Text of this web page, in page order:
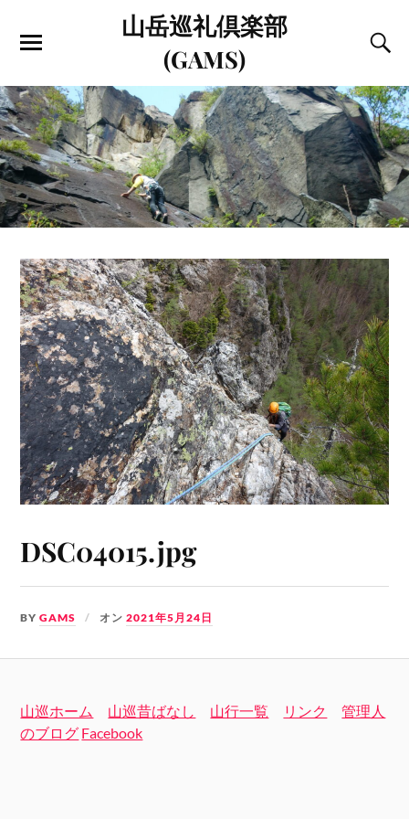
山岳巡礼倶楽部
(GAMS)
DSC04015.jpg
BYGAMS オン2021年5月24日
山巡ホーム 山巡昔ばなし 山行一覧 リンク
管理人
のブログ Facebook